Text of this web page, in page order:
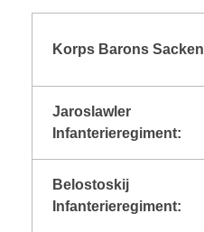
Korps Barons Sacken
Jaroslawler
Infanterieregiment:
Belostoskij
Infanterieregiment: